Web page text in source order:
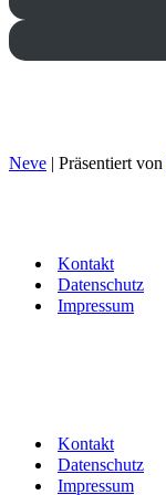
Neve | Präsentiert von
Kontakt
Datenschutz
Impressum
Kontakt
Datenschutz
Impressum